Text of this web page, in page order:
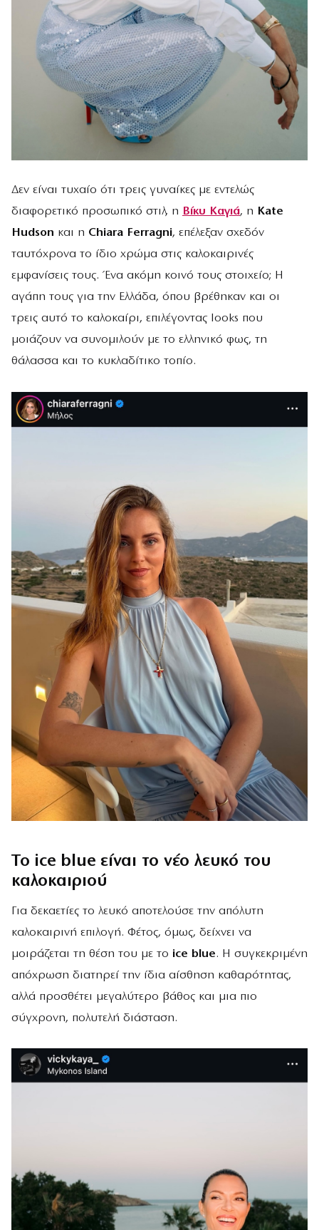
Δεν είναι τυχαίο ότι τρεις γυναίκες με εντελώς
διαφορετικό προσωπικό στιλ, η Βίκυ Καγιά, η Kate
Hudson και η Chiara Ferragni, επέλεξαν σχεδόν
ταυτόχρονα το ίδιο χρώμα στις καλοκαιρινές
εμφανίσεις τους. Ένα ακόμη κοινό τους στοιχείο; Η
αγάπη τους για την Ελλάδα, όπου βρέθηκαν και οι
τρεις αυτό το καλοκαίρι, επιλέγοντας looks που
μοιάζουν να συνομιλούν με το ελληνικό φως, τη
θάλασσα και το κυκλαδίτικο τοπίο.
Το ice blue είναι το νέο λευκό του
καλοκαιριού
Για δεκαετίες το λευκό αποτελούσε την απόλυτη
καλοκαιρινή επιλογή. Φέτος, όμως, δείχνει να
μοιράζεται τη θέση του με το ice blue. Η συγκεκριμένη
απόχρωση διατηρεί την ίδια αίσθηση καθαρότητας,
αλλά προσθέτει μεγαλύτερο βάθος και μια πιο
σύγχρονη, πολυτελή διάσταση.